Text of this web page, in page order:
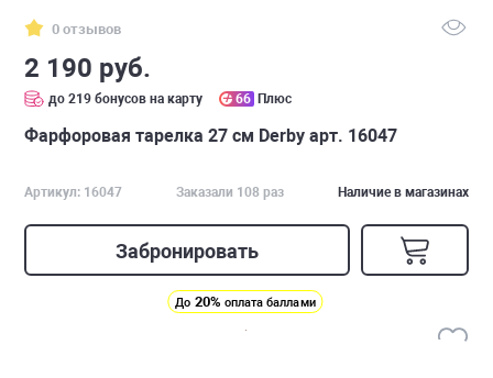
0 отзывов
2 190 руб.
до 219 бонусов на карту 66 Плюс
Фарфоровая тарелка 27 см Derby арт. 16047
Артикул: 16047 Заказали 108 раз Наличие в магазинах
Забронировать
До 20% оплата баллами